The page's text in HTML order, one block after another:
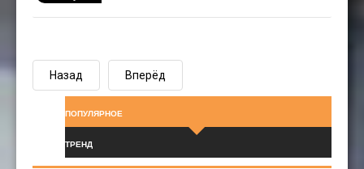
Назад Вперёд
ПОПУЛЯРНОЕ
ТРЕНД